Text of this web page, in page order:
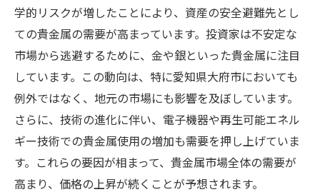
学的リスクが増したことにより、資産の安全避難先とし
ての貴金属の需要が高まっています。投資家は不安定な
市場から逃避するために、金や銀といった貴金属に注目
しています。この動向は、特に愛知県大府市においても
例外ではなく、地元の市場にも影響を及ぼしています。
さらに、技術の進化に伴い、電子機器や再生可能エネル
ギー技術での貴金属使用の増加も需要を押し上げていま
す。これらの要因が相まって、貴金属市場全体の需要が
高まり、価格の上昇が続くことが予想されます。